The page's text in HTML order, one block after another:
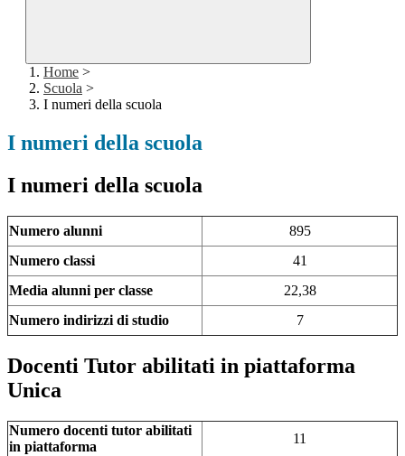
Home >
Scuola >
I numeri della scuola
I numeri della scuola
I numeri della scuola
Numero alunni
895
Numero classi
41
Media alunni per classe
22,38
Numero indirizzi di studio
7
Docenti Tutor abilitati in piattaforma
Unica
Numero docenti tutor abilitati
in piattaforma
11